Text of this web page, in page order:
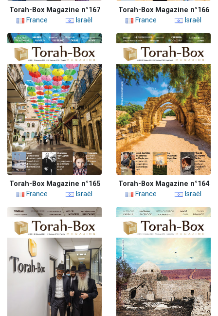
Torah-Box Magazine n°167
France
Israël
Torah-Box Magazine n°166
France
Israël
Torah-Box Magazine n°165
France
Israël
Torah-Box Magazine n°164
France
Israël